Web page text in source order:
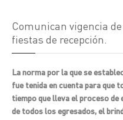
Comunican vigencia
fiestas de recepción.
La norma por la que se
fue tenida en cuenta para que
tiempo que lleva el proceso
de todos los egresados, el